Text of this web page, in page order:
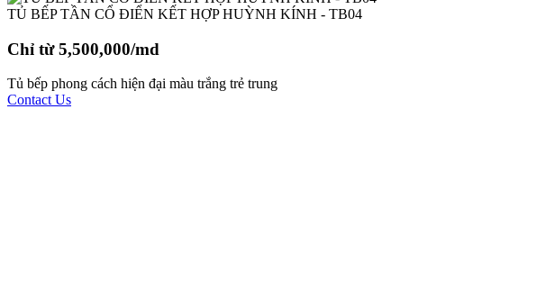
TỦ BẾP TẦN CỔ ĐIỂN KẾT HỢP HUỲNH KÍNH - TB04
Chỉ từ 5,500,000/md
Tủ bếp phong cách hiện đại màu trắng trẻ trung
Contact Us